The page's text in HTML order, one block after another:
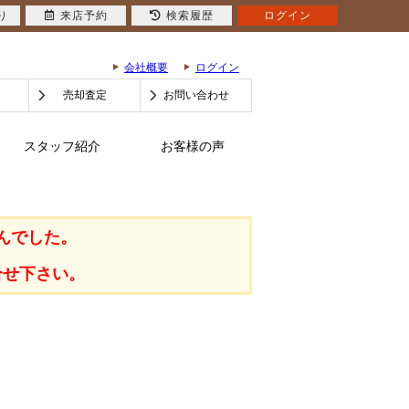
会社概要 ログイン
売却査定 お問い合わせ
スタッフ紹介 お客様の声
した。
下さい。
来店予約 検索履歴 ログイン